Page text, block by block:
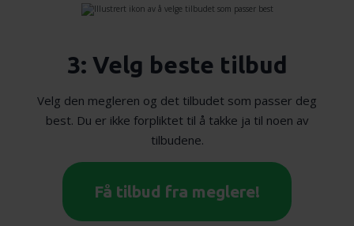
3: Velg beste tilbud
Velg den megleren og det tilbudet som passer deg
best. Du er ikke forpliktet til å takke ja til noen av
tilbudene.
Få tilbud fra meglere!